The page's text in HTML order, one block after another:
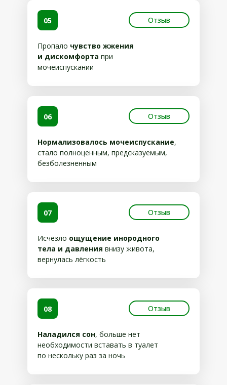
Пропало чувство жжения
и дискомфорта при
мочеиспускании
05
Нормализовалось мочеиспускание,
стало полноценным, предсказуемым,
безболезненным
06
Исчезло ощущение инородного
тела и давления внизу живота,
вернулась лёгкость
07
Наладился сон, больше нет
необходимости вставать в туалет
по нескольку раз за ночь
08
Отзыв
Отзыв
Отзыв
Отзыв